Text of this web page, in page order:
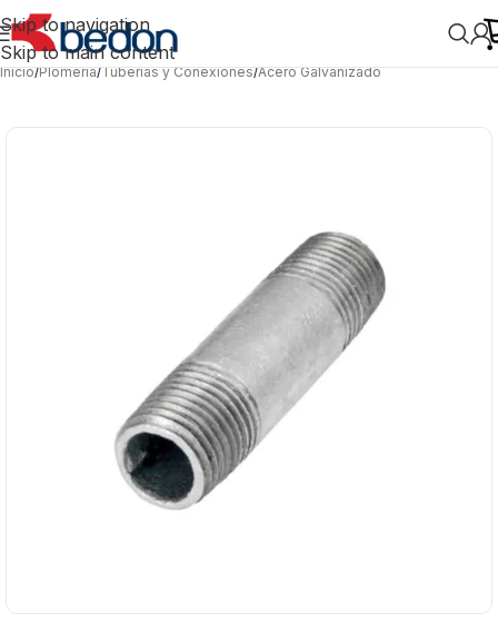
Skip to navigation
Skip to main content
Inicio/Plomería/Tuberías y Conexiones/Acero Galvanizado